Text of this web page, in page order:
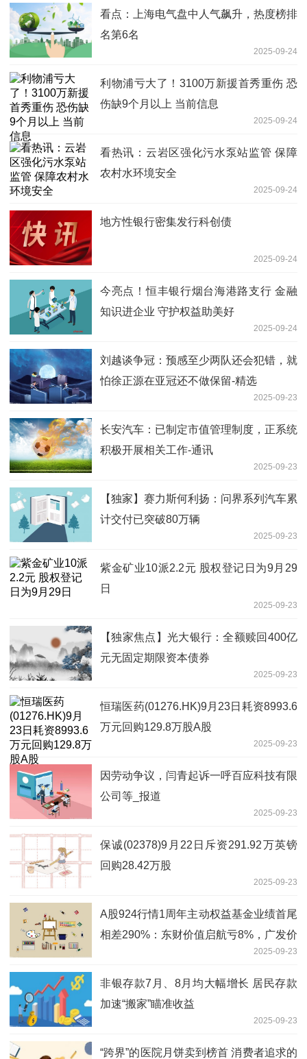
看点：上海电气盘中人气飙升，热度榜排
名第6名
2025-09-24
利物浦亏大了！3100万新援首秀重伤 恐
伤缺9个月以上 当前信息
2025-09-24
看热讯：云岩区强化污水泵站监管 保障
农村水环境安全
2025-09-24
地方性银行密集发行科创债
2025-09-24
今亮点！恒丰银行烟台海港路支行 金融
知识进企业 守护权益助美好
2025-09-24
刘越谈争冠：预感至少两队还会犯错，就
怕徐正源在亚冠还不做保留-精选
2025-09-23
长安汽车：已制定市值管理制度，正系统
积极开展相关工作-通讯
2025-09-23
【独家】赛力斯何利扬：问界系列汽车累
计交付已突破80万辆
2025-09-23
紫金矿业10派2.2元 股权登记日为9月29
日
2025-09-23
【独家焦点】光大银行：全额赎回400亿
元无固定期限资本债券
2025-09-23
恒瑞医药(01276.HK)9月23日耗资8993.6
万元回购129.8万股A股
2025-09-23
因劳动争议，闫青起诉一呼百应科技有限
公司等_报道
2025-09-23
保诚(02378)9月22日斥资291.92万英镑
回购28.42万股
2025-09-23
A股924行情1周年主动权益基金业绩首尾
相差290%：东财价值启航亏8%，广发价
值优势亏3%，广发内需增长亏2.5%2025-09-23
非银存款7月、8月均大幅增长 居民存款
加速“搬家”瞄准收益
2025-09-23
“跨界”的医院月饼卖到榜首 消费者追求的